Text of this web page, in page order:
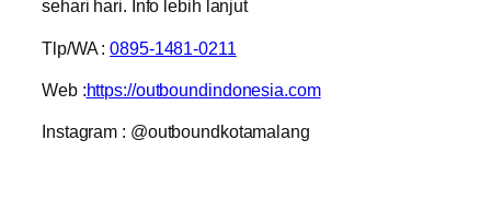
sehari hari. Info lebih lanjut
Tlp/WA :0895-1481-0211
Web :https://outboundindonesia.com
Instagram : @outboundkotamalang